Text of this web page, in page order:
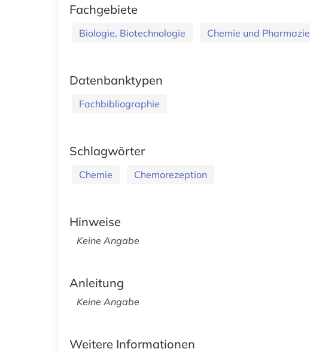
Fachgebiete
Biologie, Biotechnologie Chemie und Pharmazie
Datenbanktypen
Fachbibliographie
Schlagwörter
Chemie Chemorezeption
Hinweise
Keine Angabe
Anleitung
Keine Angabe
Weitere Informationen